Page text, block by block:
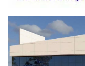
illiconews